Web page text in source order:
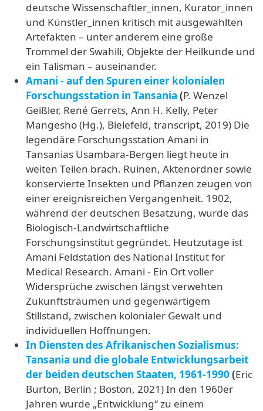
deutsche Wissenschaftler_innen, Kurator_innen
und Künstler_innen kritisch mit ausgewählten
Artefakten – unter anderem eine große
Trommel der Swahili, Objekte der Heilkunde und
ein Talisman – auseinander.
Amani - auf den Spuren einer kolonialen
Forschungsstation in Tansania (P. Wenzel
Geißler, René Gerrets, Ann H. Kelly, Peter
Mangesho (Hg.), Bielefeld, transcript, 2019) Die
legendäre Forschungsstation Amani in
Tansanias Usambara-Bergen liegt heute in
weiten Teilen brach. Ruinen, Aktenordner sowie
konservierte Insekten und Pflanzen zeugen von
einer ereignisreichen Vergangenheit. 1902,
während der deutschen Besatzung, wurde das
Biologisch-Landwirtschaftliche
Forschungsinstitut gegründet. Heutzutage ist
Amani Feldstation des National Institut for
Medical Research. Amani - Ein Ort voller
Widersprüche zwischen längst verwehten
Zukunftsträumen und gegenwärtigem
Stillstand, zwischen kolonialer Gewalt und
individuellen Hoffnungen.
In Diensten des Afrikanischen Sozialismus:
Tansania und die globale Entwicklungsarbeit
der beiden deutschen Staaten, 1961-1990(Eric
Burton, Berlin ; Boston, 2021) In den 1960er
Jahren wurde „Entwicklung“ zu einem